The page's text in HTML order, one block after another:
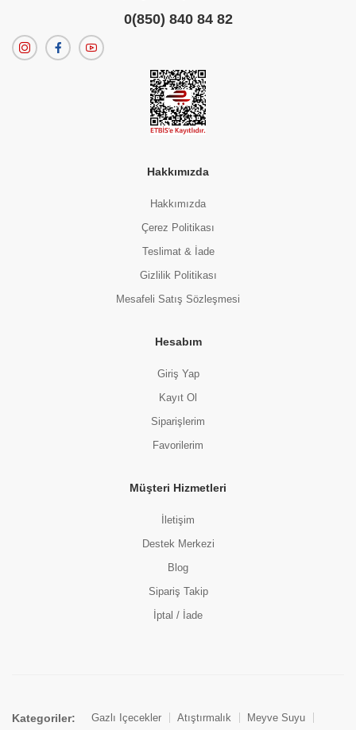
0(850) 840 84 82
Hakkımızda
Hakkımızda
Çerez Politikası
Teslimat & İade
Gizlilik Politikası
Mesafeli Satış Sözleşmesi
Hesabım
Giriş Yap
Kayıt Ol
Siparişlerim
Favorilerim
Müşteri Hizmetleri
İletişim
Destek Merkezi
Blog
Sipariş Takip
İptal / İade
Kategoriler: Gazlı İçecekler Atıştırmalık Meyve Suyu